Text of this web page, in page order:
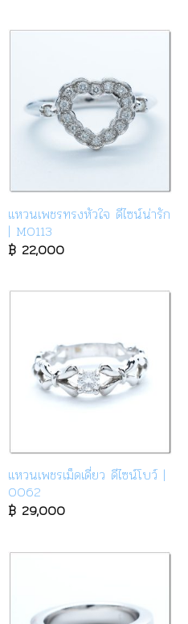
แหวนเพชรทรงหัวใจ ดีไซน์น่ารัก
| M0113
฿22,000
แหวนเพชรเม็ดเดี่ยว ดีไซน์โบว์ |
0062
฿29,000